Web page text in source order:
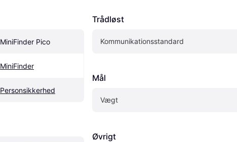
MiniFinder Pico
MiniFinder
Personsikkerhed
Trådløst
Kommunikationsstandard
Mål
Vægt
Øvrigt